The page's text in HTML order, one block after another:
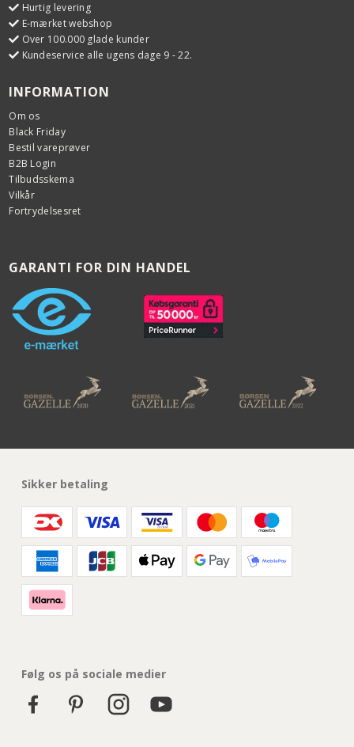
Hurtig levering
E-mærket webshop
Over 100.000 glade kunder
Kundeservice alle ugens dage 9 - 22.
INFORMATION
Om os
Black Friday
Bestil vareprøver
B2B Login
Tilbudsskema
Vilkår
Fortrydelsesret
GARANTI FOR DIN HANDEL
Sikker betaling
Følg os på sociale medier